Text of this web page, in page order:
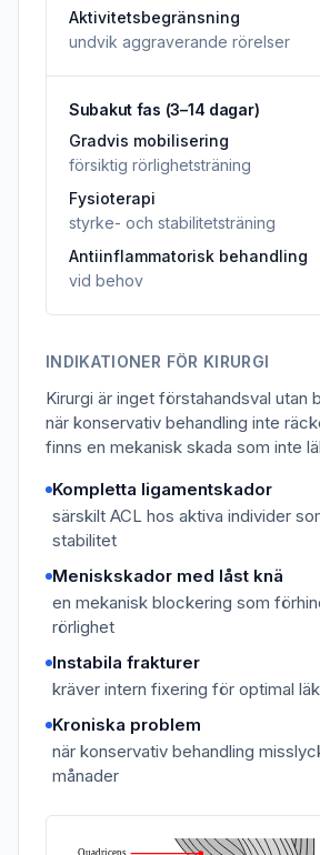
Aktivitetsbegränsning
undvik aggraverande rörelser
Subakut fas (3–14 dagar)
Gradvis mobilisering
försiktig rörlighetsträning
Fysioterapi
styrke- och stabilitetsträning
Antiinflammatorisk behandling
vid behov
INDIKATIONER FÖR KIRURGI
Kirurgi är inget förstahandsval utan
när konservativ behandling inte
finns en mekanisk skada som inte
Kompletta ligamentskador
särskilt ACL hos aktiva individer
stabilitet
Meniskskador med låst knä
en mekanisk blockering som
rörlighet
Instabila frakturer
kräver intern fixering för optimal
Kroniska problem
när konservativ behandling
månader